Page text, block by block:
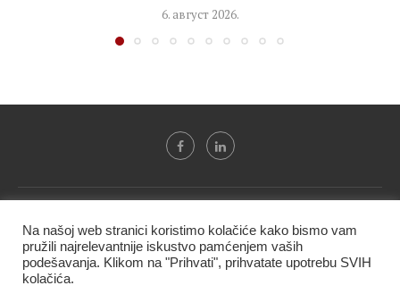
6. август 2026.
BIF PRESS doo" i ne smeju se presnositi niti koristiti, delimično
ni u celosti, bez izričite dozvole kompanije.
Na našoj web stranici koristimo kolačiće kako bismo vam
pružili najrelevantnije iskustvo pamćenjem vaših
podešavanja. Klikom na "Prihvati", prihvatate upotrebu SVIH
kolačića.